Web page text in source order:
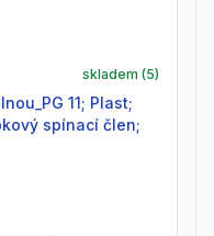
skladem (5)
spínací člen;